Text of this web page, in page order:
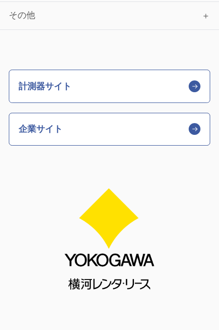
その他
計測器サイト
企業サイト